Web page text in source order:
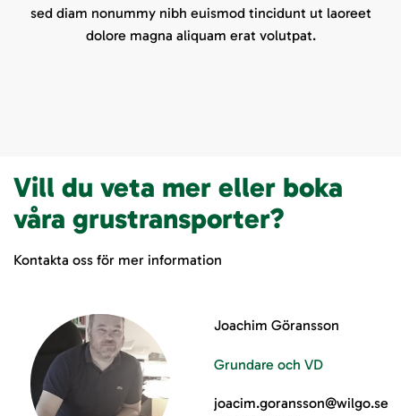
sed diam nonummy nibh euismod tincidunt ut laoreet
dolore magna aliquam erat volutpat.
Vill du veta mer eller boka
våra grustransporter?
Kontakta oss för mer information
Joachim Göransson
Grundare och VD
joacim.goransson@wilgo.se